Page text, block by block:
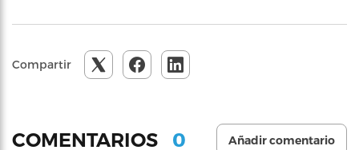
Compartir
COMENTARIOS 0 Añadir comentario